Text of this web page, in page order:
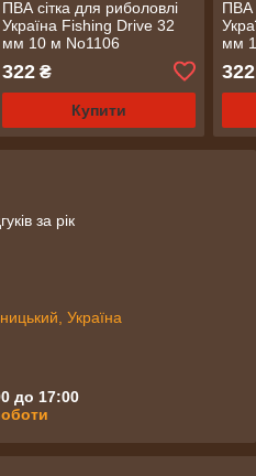
ПВА сітка для риболовлі
Україна Fishing Drive 32
мм 10 м No1106
322₴
Купити
ПВА
мм
322
за рік
Україна
до 17:00